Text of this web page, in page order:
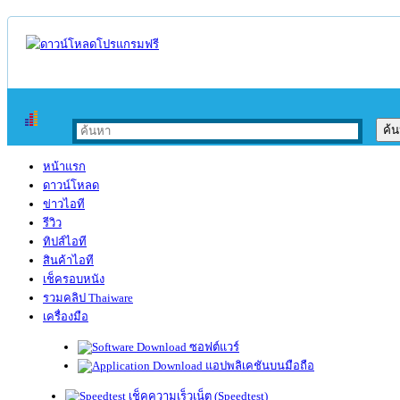
หน้าแรก
ดาวน์โหลด
ข่าวไอที
รีวิว
ทิปส์ไอที
สินค้าไอที
เช็ครอบหนัง
รวมคลิป Thaiware
เครื่องมือ
ซอฟต์แวร์
แอปพลิเคชันบนมือถือ
เช็คความเร็วเน็ต (Speedtest)